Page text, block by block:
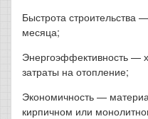
Быстрота строительства
месяца;
Энергоэффективность —
затраты на отопление;
Экономичность —
кирпичном или